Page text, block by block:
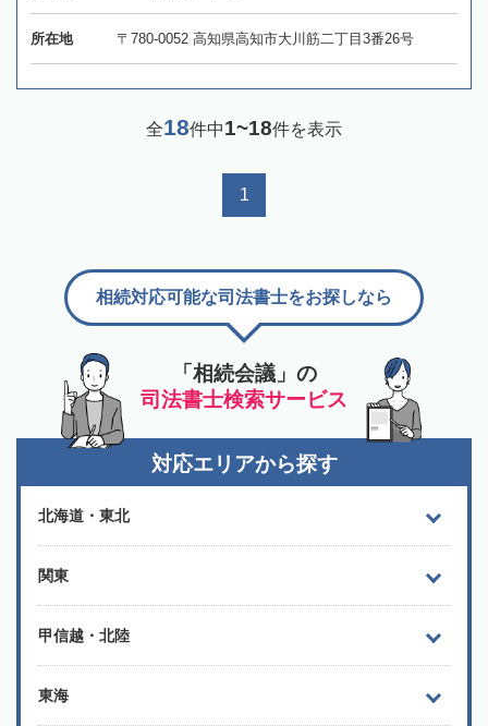
所在地 〒780-0052 高知県高知市大川筋二丁目3番26号
全18件中1~18件を表示
1
「相続会議」の
司法書士検索サービス
相続対応可能な司法書士をお探しなら
対応エリアから探す
北海道・東北
関東
甲信越・北陸
東海